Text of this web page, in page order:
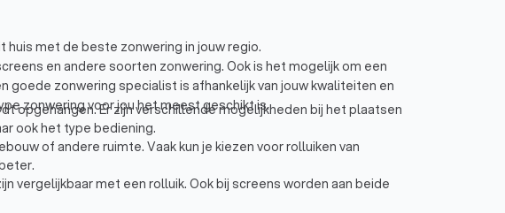
met de beste zonwering in jouw regio.
en andere soorten zonwering. Ook is het mogelijk om een
goede zonwering specialist is afhankelijk van jouw kwaliteiten en
zonwering voor jou het meest geschikt is.
opgehangen. Er zijn verschillende mogelijkheden bij het plaatsen
ook het type bediening.
of andere ruimte. Vaak kun je kiezen voor rolluiken van
vergelijkbaar met een rolluik. Ook bij screens worden aan beide